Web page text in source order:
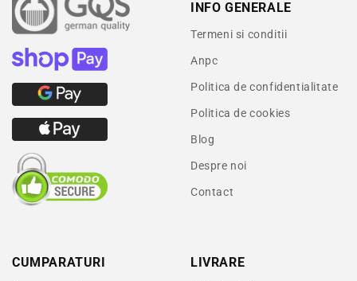
INFO GENERALE
Termeni si conditii
Anpc
Politica de confidentialitate
Politica de cookies
Blog
Despre noi
Contact
CUMPARATURI LIVRARE